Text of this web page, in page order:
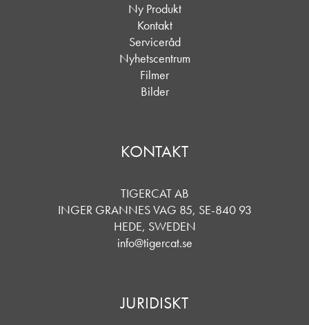
Ny Produkt
Kontakt
Serviceråd
Nyhetscentrum
Filmer
Bilder
KONTAKT
TIGERCAT AB
INGER GRANNES VAG 85, SE-840 93
HEDE, SWEDEN
info@tigercat.se
JURIDISKT